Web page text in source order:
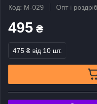
Код: М-029
Опт і роздріб
495 ₴
475 ₴ від 10 шт.